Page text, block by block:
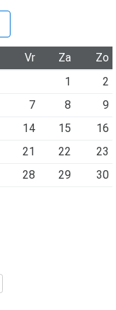
Vr Za
Zo
1
2
7 8
9
14 15
16
21 22
23
28 29
30